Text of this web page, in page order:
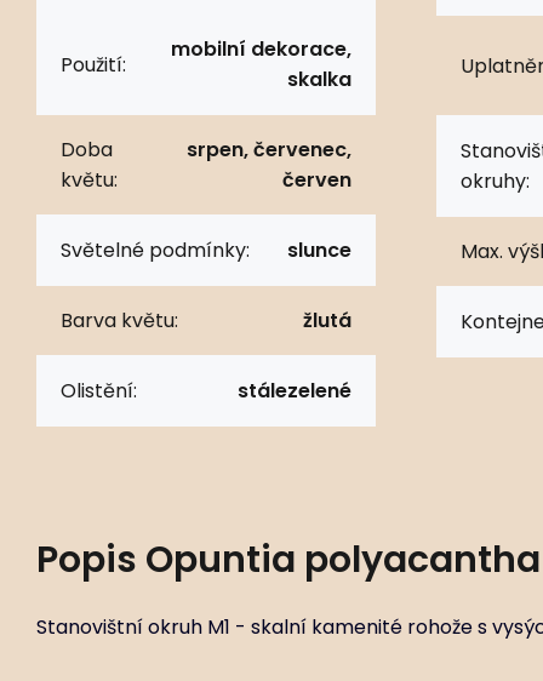
Použití:
mobilní dekorace,
skalka
Doba
květu:
srpen, červenec,
červen
Světelné podmínky: slunce
Barva květu: žlutá
Olistění: stálezelené
okruhy:
Max.
Popis Opuntia polyacantha
Stanovištní okruh M1 - skalní kamenité rohože s